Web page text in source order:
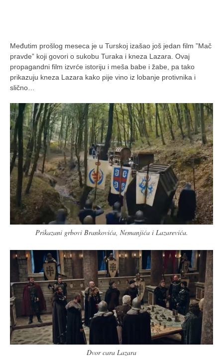
Međutim prošlog meseca je u Turskoj izašao još jedan film ”Mač
pravde” koji govori o sukobu Turaka i kneza Lazara. Ovaj
propagandni film izvrće istoriju i meša babe i žabe, pa tako
prikazuju kneza Lazara kako pije vino iz lobanje protivnika i
slično…
Prikazani grbovi Brankovića, Nemanjića i Lazarevića.
Dvor cara Lazara